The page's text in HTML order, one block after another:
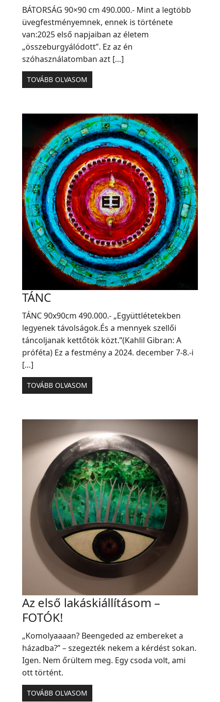
BÁTORSÁG 90×90 cm 490.000.- Mint a legtöbb
üvegfestményemnek, ennek is története
van:2025 első napjaiban az életem
„összeburgyálódott”. Ez az én
szóhasználatomban azt […]
TOVÁBB OLVASOM
TÁNC
TÁNC 90x90cm 490.000.- „Együttlétetekben
legyenek távolságok.És a mennyek szellői
táncoljanak kettőtök közt.”(Kahlil Gibran: A
próféta) Ez a festmény a 2024. december 7-8.-i
[…]
TOVÁBB OLVASOM
Az első lakáskiállításom –
FOTÓK!
„Komolyaaaan? Beengeded az embereket a
házadba?” – szegezték nekem a kérdést sokan.
Igen. Nem őrültem meg. Egy csoda volt, ami
ott történt.
TOVÁBB OLVASOM